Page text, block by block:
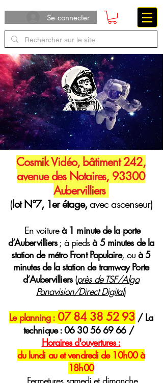
Se connecter
Cosmik Vidéo, bâtiment 242,
avenue des Notaires, 93300
Aubervilliers
(lot N°7, 1er étage,avec ascenseur)
En voitureà 1 minute de la porte
d’Aubervilliers; à piedsà 5 minutes de la
station de métro Front Populaire, ouà 5
minutes de la station de tramway Porte
d’Aubervilliers(près de TSF/Alga
Panavision/Direct Digital)
Le planning : 07 84 38 52 93 / La
technique :06 30 56 69 66/
Horairesd'ouvertures :
du lundi au et vendredi de 10h00 à
18h00
Fermetures samedi et dimanche